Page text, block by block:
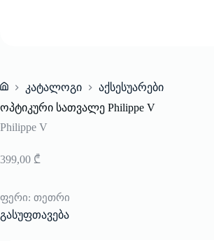
Home
კატალოგი
აქსესუარები
ოპტიკური სათვალე Philippe V
Philippe V
399,00 ₾
ფერი: თეთრი
გასუფთავება